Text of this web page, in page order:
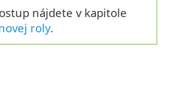
nájdete v kapitole
roly.